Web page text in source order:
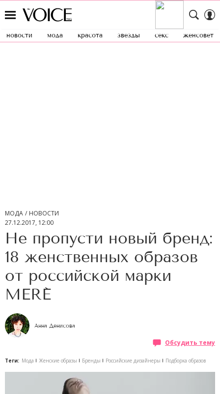
новости мода красота звезды секс женсовет
МОДА
НОВОСТИ
27.12.2017, 12:00
Не пропусти новый бренд:
18 женственных образов
от российской марки
MERÉ
Анна Денисова
Обсудить тему
Теги: Мода Женские образы Бренды Российские дизайнеры Подборка образов